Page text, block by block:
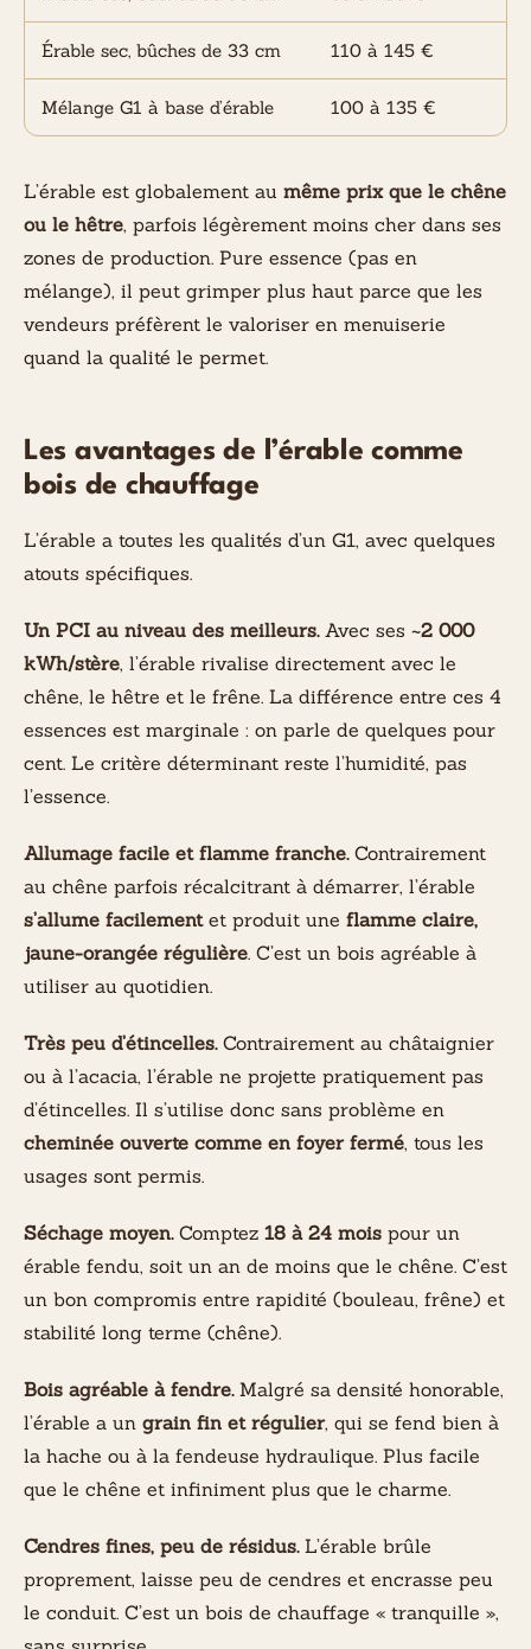
Érable sec, bûches de 33 cm 110 à 145 €
Mélange G1 à base d’érable 100 à 135 €
L’érable est globalement au même prix que le chêne
ou le hêtre, parfois légèrement moins cher dans ses
zones de production. Pure essence (pas en
mélange), il peut grimper plus haut parce que les
vendeurs préfèrent le valoriser en menuiserie
quand la qualité le permet.
Les avantages de l’érable comme
bois de chauffage
L’érable a toutes les qualités d’un G1, avec quelques
atouts spécifiques.
Un PCI au niveau des meilleurs.Avec ses ~2 000
kWh/stère, l’érable rivalise directement avec le
chêne, le hêtre et le frêne. La différence entre ces 4
essences est marginale : on parle de quelques pour
cent. Le critère déterminant reste l’humidité, pas
l’essence.
Allumage facile et flamme franche.Contrairement
au chêne parfois récalcitrant à démarrer, l’érable
s’allume facilementet produit une flamme claire,
jaune-orangée régulière. C’est un bois agréable à
utiliser au quotidien.
Très peu d’étincelles.Contrairement au châtaignier
ou à l’acacia, l’érable ne projette pratiquement pas
d’étincelles. Il s’utilise donc sans problème en
cheminée ouverte comme en foyer fermé, tous les
usages sont permis.
Séchage moyen.Comptez 18 à 24 mois pour un
érable fendu, soit un an de moins que le chêne. C’est
un bon compromis entre rapidité (bouleau, frêne) et
stabilité long terme (chêne).
Bois agréable à fendre.Malgré sa densité honorable,
l’érable a un grain fin et régulier, qui se fend bien à
la hache ou à la fendeuse hydraulique. Plus facile
que le chêne et infiniment plus que le charme.
Cendres fines, peu de résidus.L’érable brûle
proprement, laisse peu de cendres et encrasse peu
le conduit. C’est un bois de chauffage « tranquille »,